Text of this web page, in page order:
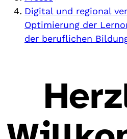
Digital und regional
Optimierung der
der beruflichen